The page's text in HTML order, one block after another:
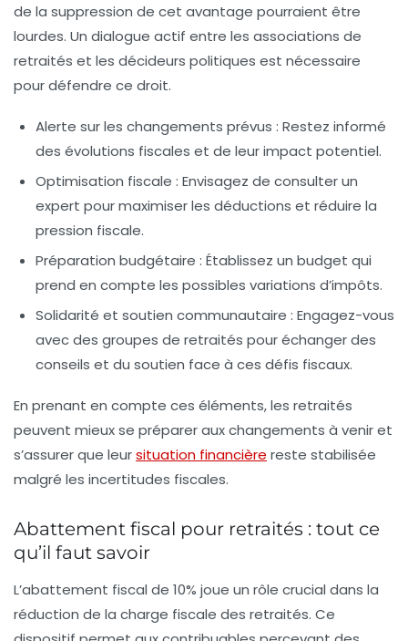
de la suppression de cet avantage pourraient être
lourdes. Un dialogue actif entre les associations de
retraités et les décideurs politiques est nécessaire
pour défendre ce droit.
Alerte sur les changements prévus : Restez informé
des évolutions fiscales et de leur impact potentiel.
Optimisation fiscale : Envisagez de consulter un
expert pour maximiser les déductions et réduire la
pression fiscale.
Préparation budgétaire : Établissez un budget qui
prend en compte les possibles variations d’impôts.
Solidarité et soutien communautaire : Engagez-vous
avec des groupes de retraités pour échanger des
conseils et du soutien face à ces défis fiscaux.
En prenant en compte ces éléments, les retraités
peuvent mieux se préparer aux changements à venir et
s’assurer que leursituation financière reste stabilisée
malgré les incertitudes fiscales.
Abattement fiscal pour retraités : tout ce
qu’il faut savoir
L’abattement fiscal de 10% joue un rôle crucial dans la
réduction de la charge fiscale des retraités. Ce